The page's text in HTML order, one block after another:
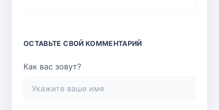
ОСТАВЬТЕ СВОЙ КОММЕНТАРИЙ
Как вас зовут?